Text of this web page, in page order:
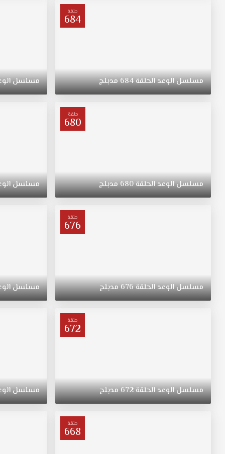
416
مدبلج
قصة
متواضعة
وشابة
وجميلة
بعد
وفاة
حلقة
684
مسلسلالوعدالحلقة684مدبلج مسلسل
حلقة
680
مسلسلالوعدالحلقة680مدبلج مسلسل
حلقة
676
مسلسلالوعدالحلقة676مدبلج مسلسل
حلقة
672
مسلسلالوعدالحلقة672مدبلج مسلسل
حلقة
668